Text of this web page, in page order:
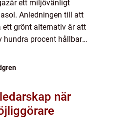
ett miljövänligt
Anledningen till att
ett grönt alternativ är att
hundra procent hållbar
när